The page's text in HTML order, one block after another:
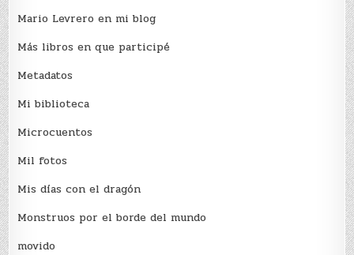
Mario Levrero en mi blog
Más libros en que participé
Metadatos
Mi biblioteca
Microcuentos
Mil fotos
Mis días con el dragón
Monstruos por el borde del mundo
movido